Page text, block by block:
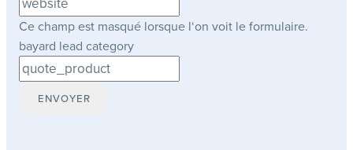
Ce champ est masqué lorsque l‘on voit le formulaire.
bayard lead category